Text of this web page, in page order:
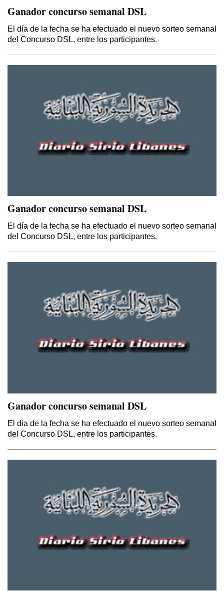
Ganador concurso semanal DSL
El día de la fecha se ha efectuado el nuevo sorteo semanal
del Concurso DSL, entre los participantes.
Ganador concurso semanal DSL
El día de la fecha se ha efectuado el nuevo sorteo semanal
del Concurso DSL, entre los participantes.
Ganador concurso semanal DSL
El día de la fecha se ha efectuado el nuevo sorteo semanal
del Concurso DSL, entre los participantes.